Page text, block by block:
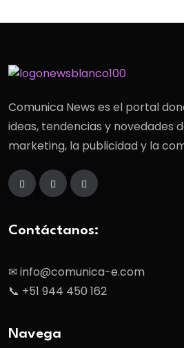
Comunica News es el portal
ideas, tendencias y novedades
marketing, la publicidad y la
Contáctanos:
✉ info@comunica-e.com
📞 +51 944 450 162
Navega